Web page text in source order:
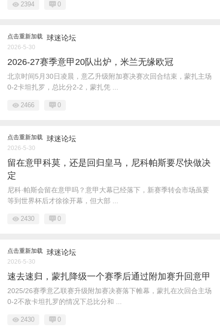
2394 0
点击重新加载 球迷论坛
2026-5-30
2026-27赛季意甲20队出炉，米兰无缘欧冠
北京时间5月30日凌晨，意乙升级附加赛决赛次回合结束，蒙扎主场
0-2卡坦扎罗，总比分2-2，蒙扎凭 ...
2466 0
点击重新加载 球迷论坛
2026-5-30
留在意甲科莫，还是回归皇马，尼科帕斯要尽快做决
定
尼科·帕斯会留在意甲吗？意甲大幕已经落下，新赛季转会市场虽要
等到世界杯后才徐徐开幕，但大部 ...
2430 0
点击重新加载 球迷论坛
2026-5-30
速去速归，蒙扎降级一个赛季后通过附加赛升回意甲
2025/26赛季意乙联赛升级附加赛决赛落下帷幕，蒙扎在次回合主场
0-2不敌卡坦扎罗的情况下总比分和 ...
2430 0